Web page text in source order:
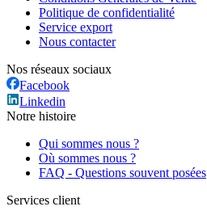
Politique de confidentialité
Service export
Nous contacter
Nos réseaux sociaux
Facebook
Linkedin
Notre histoire
Qui sommes nous ?
Où sommes nous ?
FAQ - Questions souvent posées
Services client